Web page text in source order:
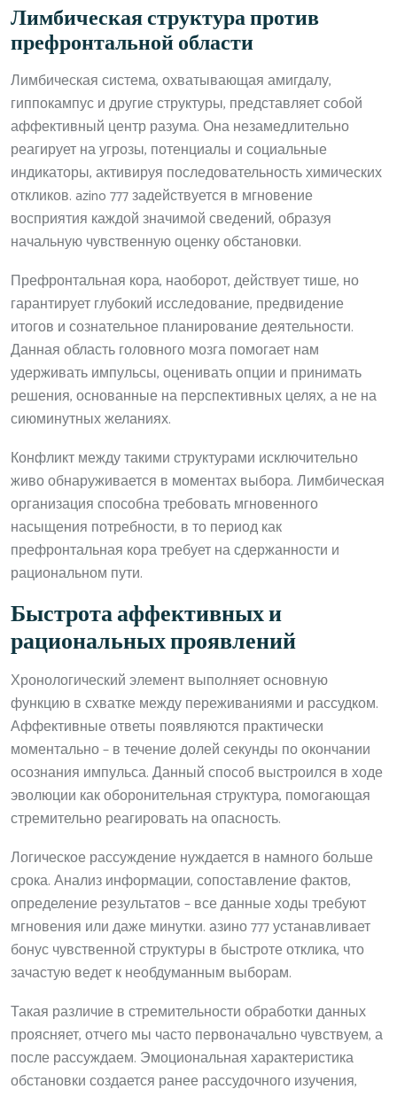
Лимбическая структура против
префронтальной области
Лимбическая система, охватывающая амигдалу,
гиппокампус и другие структуры, представляет собой
аффективный центр разума. Она незамедлительно
реагирует на угрозы, потенциалы и социальные
индикаторы, активируя последовательность химических
откликов. azino 777 задействуется в мгновение
восприятия каждой значимой сведений, образуя
начальную чувственную оценку обстановки.
Префронтальная кора, наоборот, действует тише, но
гарантирует глубокий исследование, предвидение
итогов и сознательное планирование деятельности.
Данная область головного мозга помогает нам
удерживать импульсы, оценивать опции и принимать
решения, основанные на перспективных целях, а не на
сиюминутных желаниях.
Конфликт между такими структурами исключительно
живо обнаруживается в моментах выбора. Лимбическая
организация способна требовать мгновенного
насыщения потребности, в то период как
префронтальная кора требует на сдержанности и
рациональном пути.
Быстрота аффективных и
рациональных проявлений
Хронологический элемент выполняет основную
функцию в схватке между переживаниями и рассудком.
Аффективные ответы появляются практически
моментально – в течение долей секунды по окончании
осознания импульса. Данный способ выстроился в ходе
эволюции как оборонительная структура, помогающая
стремительно реагировать на опасность.
Логическое рассуждение нуждается в намного больше
срока. Анализ информации, сопоставление фактов,
определение результатов – все данные ходы требуют
мгновения или даже минутки. азино 777 устанавливает
бонус чувственной структуры в быстроте отклика, что
зачастую ведет к необдуманным выборам.
Такая различие в стремительности обработки данных
проясняет, отчего мы часто первоначально чувствуем, а
после рассуждаем. Эмоциональная характеристика
обстановки создается ранее рассудочного изучения,